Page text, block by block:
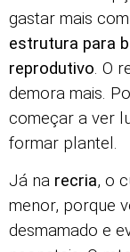
gastar mais com
estrutura para
reprodutivo. O
demora mais.
começar a ver
formar plantel.
Já na recria, o
menor, porque
desmamado e